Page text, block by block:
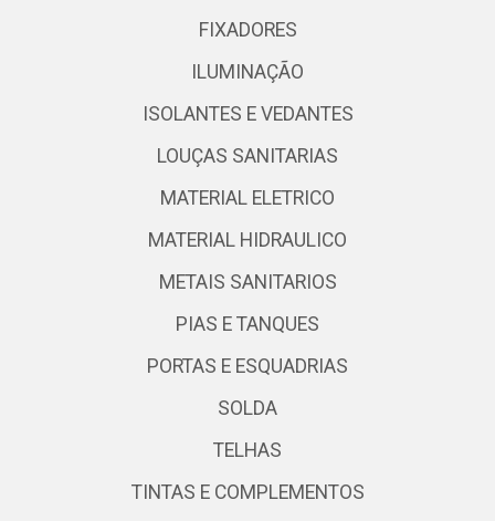
FIXADORES
ILUMINAÇÃO
ISOLANTES E VEDANTES
LOUÇAS SANITARIAS
MATERIAL ELETRICO
MATERIAL HIDRAULICO
METAIS SANITARIOS
PIAS E TANQUES
PORTAS E ESQUADRIAS
SOLDA
TELHAS
TINTAS E COMPLEMENTOS